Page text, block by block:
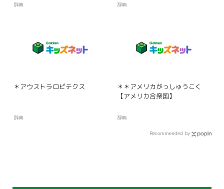
辞典 辞典
＊アウストラロピテクス
辞典
＊＊アメリカがっしゅうこく
【アメリカ合衆国】
辞典
Recommended by